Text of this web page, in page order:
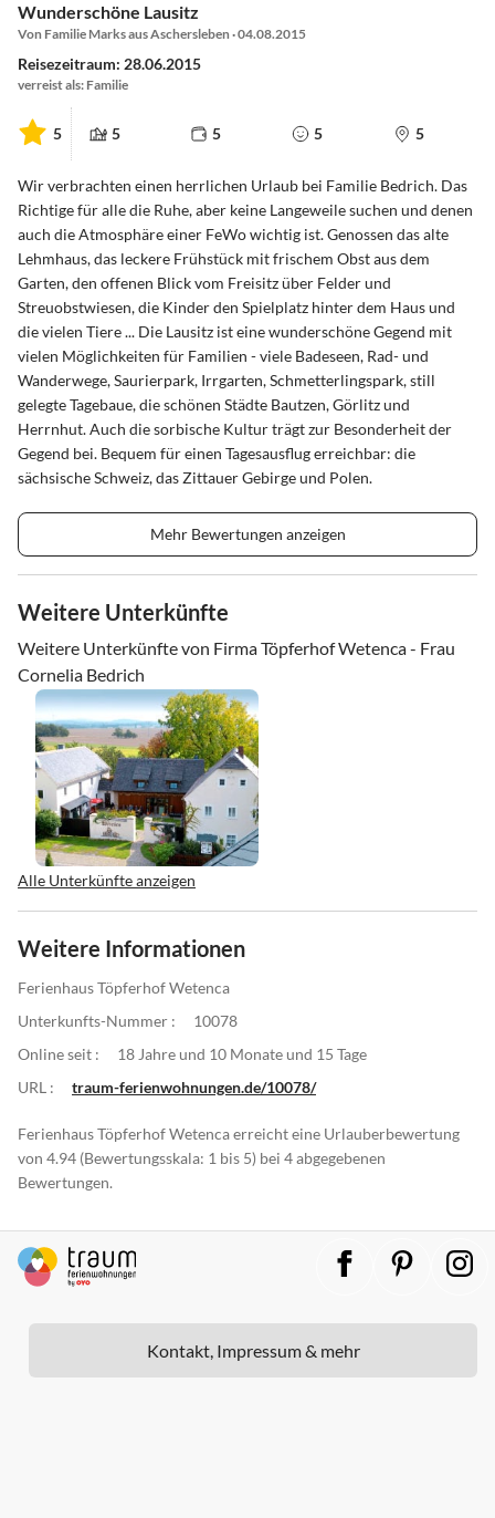
Wunderschöne Lausitz
Von Familie Marks aus Aschersleben · 04.08.2015
Reisezeitraum: 28.06.2015
verreist als: Familie
5 5 5 5 5
Wir verbrachten einen herrlichen Urlaub bei Familie Bedrich. Das
Richtige für alle die Ruhe, aber keine Langeweile suchen und denen
auch die Atmosphäre einer FeWo wichtig ist. Genossen das alte
Lehmhaus, das leckere Frühstück mit frischem Obst aus dem
Garten, den offenen Blick vom Freisitz über Felder und
Streuobstwiesen, die Kinder den Spielplatz hinter dem Haus und
die vielen Tiere ... Die Lausitz ist eine wunderschöne Gegend mit
vielen Möglichkeiten für Familien - viele Badeseen, Rad- und
Wanderwege, Saurierpark, Irrgarten, Schmetterlingspark, still
gelegte Tagebaue, die schönen Städte Bautzen, Görlitz und
Herrnhut. Auch die sorbische Kultur trägt zur Besonderheit der
Gegend bei. Bequem für einen Tagesausflug erreichbar: die
sächsische Schweiz, das Zittauer Gebirge und Polen.
Mehr Bewertungen anzeigen
Weitere Unterkünfte
Weitere Unterkünfte von Firma Töpferhof Wetenca - Frau
Cornelia Bedrich
Alle Unterkünfte anzeigen
Weitere Informationen
Ferienhaus Töpferhof Wetenca
Unterkunfts-Nummer :
10078
Online seit :
18 Jahre und 10 Monate und 15 Tage
URL :
traum-ferienwohnungen.de/10078/
Ferienhaus Töpferhof Wetenca erreicht eine Urlauberbewertung
von 4.94 (Bewertungsskala: 1 bis 5) bei 4 abgegebenen
Bewertungen.
Kontakt, Impressum & mehr